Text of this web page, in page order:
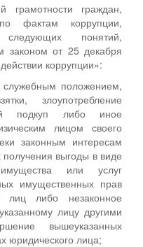
граждан,
фактам коррупции,
следующих понятий,
законом от 25 декабря
коррупции»:
служебным положением,
злоупотребление
подкуп либо иное
лицом своего
законным интересам
выгоды в виде
или услуг
имущественных прав
либо незаконное
лицу другими
вышеуказанных
юридического лица;